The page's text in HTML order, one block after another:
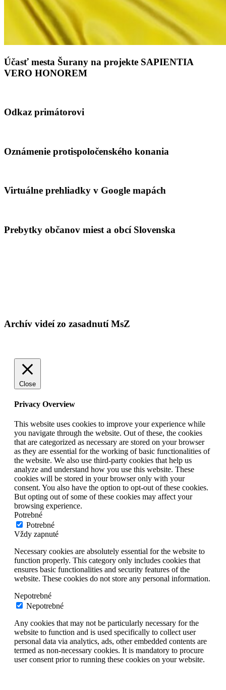
Účasť mesta Šurany na projekte SAPIENTIA
VERO HONOREM
Odkaz primátorovi
Oznámenie protispoločenského konania
Virtuálne prehliadky v Google mapách
Prebytky občanov miest a obcí Slovenska
Archív videí zo zasadnutí MsZ
Close
Privacy Overview
This website uses cookies to improve your experience while
you navigate through the website. Out of these, the cookies
that are categorized as necessary are stored on your browser
as they are essential for the working of basic functionalities of
the website. We also use third-party cookies that help us
analyze and understand how you use this website. These
cookies will be stored in your browser only with your
consent. You also have the option to opt-out of these cookies.
But opting out of some of these cookies may affect your
browsing experience.
Potrebné
Potrebné
Vždy zapnuté
Necessary cookies are absolutely essential for the website to
function properly. This category only includes cookies that
ensures basic functionalities and security features of the
website. These cookies do not store any personal information.
Nepotrebné
Nepotrebné
Any cookies that may not be particularly necessary for the
website to function and is used specifically to collect user
personal data via analytics, ads, other embedded contents are
termed as non-necessary cookies. It is mandatory to procure
user consent prior to running these cookies on your website.